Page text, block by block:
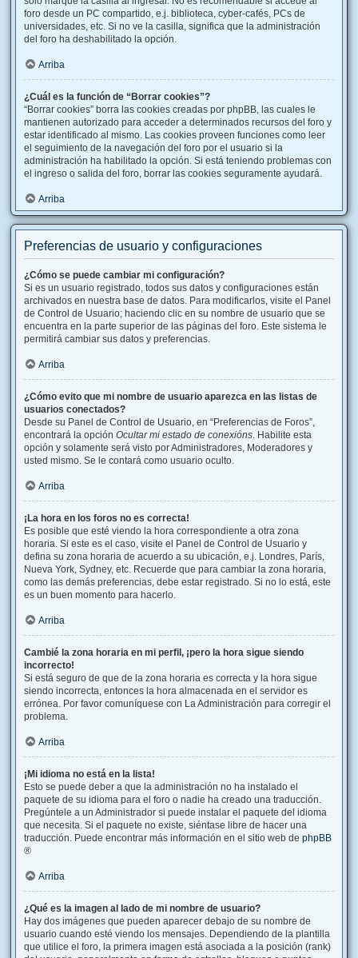
foro desde un PC compartido, e.j. biblioteca, cyber-cafés, PCs de
universidades, etc. Si no ve la casilla, significa que la administración
del foro ha deshabilitado la opción.
Arriba
¿Cuál es la función de “Borrar cookies”?
“Borrar cookies” borra las cookies creadas por phpBB, las cuales le
mantienen autorizado para acceder a determinados recursos del foro y
estar identificado al mismo. Las cookies proveen funciones como leer
el seguimiento de la navegación del foro por el usuario si la
administración ha habilitado la opción. Si está teniendo problemas con
el ingreso o salida del foro, borrar las cookies seguramente ayudará.
Arriba
Preferencias de usuario y configuraciones
¿Cómo se puede cambiar mi configuración?
Si es un usuario registrado, todos sus datos y configuraciones están
archivados en nuestra base de datos. Para modificarlos, visite el Panel
de Control de Usuario; haciendo clic en su nombre de usuario que se
encuentra en la parte superior de las páginas del foro. Este sistema le
permitirá cambiar sus datos y preferencias.
Arriba
¿Cómo evito que mi nombre de usuario aparezca en las listas de
usuarios conectados?
Desde su Panel de Control de Usuario, en “Preferencias de Foros”,
encontrará la opción Ocultar mi estado de conexións. Habilite esta
opción y solamente será visto por Administradores, Moderadores y
usted mismo. Se le contará como usuario oculto.
Arriba
¡La hora en los foros no es correcta!
Es posible que esté viendo la hora correspondiente a otra zona
horaria. Si este es el caso, visite el Panel de Control de Usuario y
defina su zona horaria de acuerdo a su ubicación, e.j. Londres, París,
Nueva York, Sydney, etc. Recuerde que para cambiar la zona horaria,
como las demás preferencias, debe estar registrado. Si no lo está, este
es un buen momento para hacerlo.
Arriba
Cambié la zona horaria en mi perfil, ¡pero la hora sigue siendo
incorrecto!
Si está seguro de que de la zona horaria es correcta y la hora sigue
siendo incorrecta, entonces la hora almacenada en el servidor es
errónea. Por favor comuníquese con La Administración para corregir el
problema.
Arriba
¡Mi idioma no está en la lista!
Esto se puede deber a que la administración no ha instalado el
paquete de su idioma para el foro o nadie ha creado una traducción.
Pregúntele a un Administrador si puede instalar el paquete del idioma
que necesita. Si el paquete no existe, siéntase libre de hacer una
traducción. Puede encontrar más información en el sitio web de phpBB
®
Arriba
¿Qué es la imagen al lado de mi nombre de usuario?
Hay dos imágenes que pueden aparecer debajo de su nombre de
usuario cuando esté viendo los mensajes. Dependiendo de la plantilla
que utilice el foro, la primera imagen está asociada a la posición (rank)